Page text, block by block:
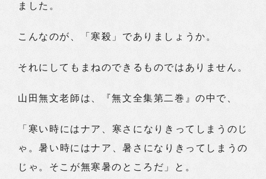
ました。
こんなのが、「寒殺」でありましょうか。
それにしてもまねのできるものではありません。
山田無文老師は、『無文全集第二巻』の中で、
「寒い時にはナア、寒さになりきってしまうのじ
ゃ。暑い時にはナア、暑さになりきってしまうの
じゃ。そこが無寒暑のところだ」と。